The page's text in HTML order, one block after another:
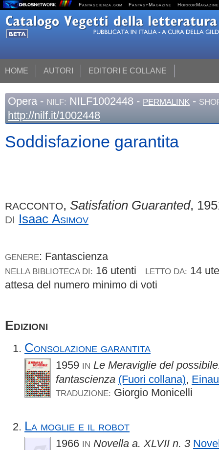
Fantascienza.com FantasyMagazine HorrorMagazine
HOME AUTORI EDITORI E COLLANE
Opera - NILF: NILF1002448 - PERMALINK -
http://nilf.it/1002448
Soddisfazione garantita
RACCONTO, Satisfation Guaranted,
DI Isaac Asimov
GENERE: Fantascienza
NELLA BIBLIOTECA DI: 16 utenti LETTO DA: 14
attesa del numero minimo di voti
Edizioni
Consolazione garantita
1959 IN Le Meraviglie del
fantascienza (Fuori collana),
TRADUZIONE: Giorgio Monicelli
La moglie e il robot
1966 IN Novella a. XLVII n. 3